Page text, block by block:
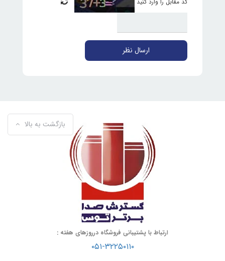
ارسال نظر
بازگشت به بالا
ارتباط با پشتیبانی فروشگاه درروزهای هفته :
۰۵۱-۳۲۲۵۰۱۱۰